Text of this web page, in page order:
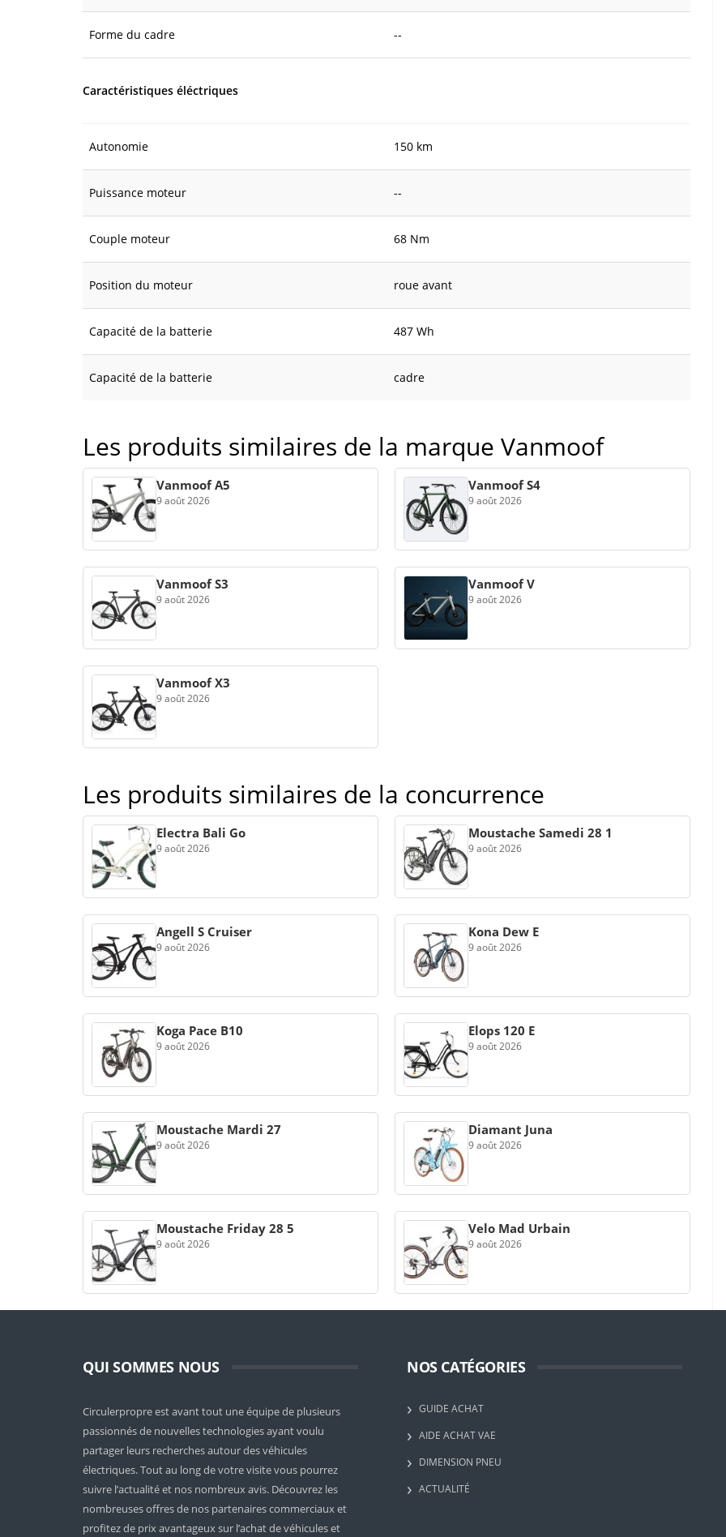
Forme du cadre --
Caractéristiques éléctriques
Autonomie 150 km
Puissance moteur --
Couple moteur 68 Nm
Position du moteur roue avant
Capacité de la batterie 487 Wh
Capacité de la batterie cadre
Les produits similaires de la marque Vanmoof
Vanmoof A5
9 août 2026
Vanmoof S4
9 août 2026
Vanmoof S3
9 août 2026
Vanmoof V
9 août 2026
Vanmoof X3
9 août 2026
Les produits similaires de la concurrence
Electra Bali Go
9 août 2026
Moustache Samedi 28 1
9 août 2026
Angell S Cruiser
9 août 2026
Kona Dew E
9 août 2026
Koga Pace B10
9 août 2026
Elops 120 E
9 août 2026
Moustache Mardi 27
9 août 2026
Diamant Juna
9 août 2026
Moustache Friday 28 5
9 août 2026
Velo Mad Urbain
9 août 2026
QUI SOMMES NOUS
Circulerpropre est avant tout une équipe de plusieurs
passionnés de nouvelles technologies ayant voulu
partager leurs recherches autour des véhicules
électriques. Tout au long de votre visite vous pourrez
suivre l’actualité et nos nombreux avis. Découvrez les
nombreuses offres de nos partenaires commerciaux et
profitez de prix avantageux sur l’achat de véhicules et
NOS CATÉGORIES
GUIDE ACHAT
AIDE ACHAT VAE
DIMENSION PNEU
ACTUALITÉ